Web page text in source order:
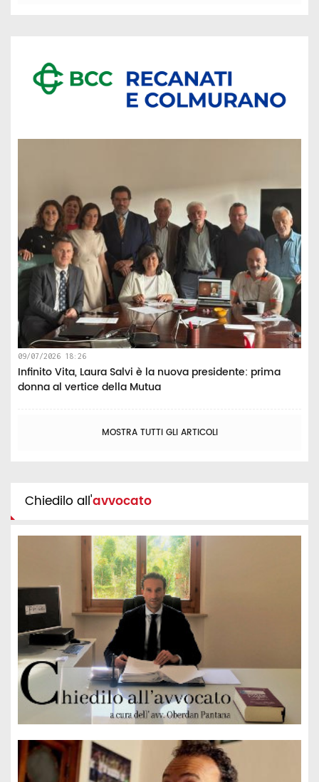
09/07/2026 18:26
Infinito Vita, Laura Salvi è la nuova presidente: prima
donna al vertice della Mutua
MOSTRA TUTTI GLI ARTICOLI
Chiedilo all'avvocato